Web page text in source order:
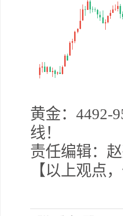
黄金：4492-
线！
责任编辑：
【以上观点